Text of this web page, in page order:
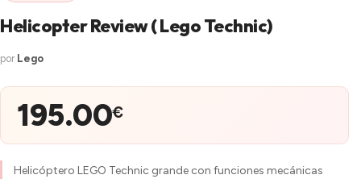
Helicopter Review ( Lego Technic)
por Lego
195.00€
Helicóptero LEGO Technic grande con funciones mecánicas